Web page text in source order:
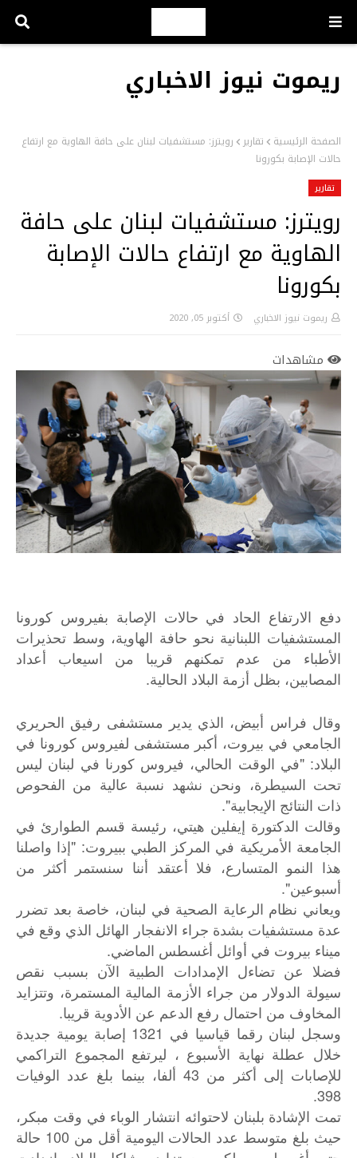
ريموت نيوز الاخباري
الصفحة الرئيسية تقارير
رويترز: مستشفيات لبنان على حافة الهاوية مع ارتفاع
حالات الإصابة بكورونا
تقارير
رويترز: مستشفيات لبنان على حافة
الهاوية مع ارتفاع حالات الإصابة
بكورونا
ريموت نيوز الاخباري أكتوبر 05, 2020
مشاهدات
دفع الارتفاع الحاد في حالات الإصابة بفيروس كورونا
المستشفيات اللبنانية نحو حافة الهاوية، وسط تحذيرات
الأطباء من عدم تمكنهم قريبا من اسيعاب أعداد
المصابين، بظل أزمة البلاد الحالية.
وقال فراس أبيض، الذي يدير مستشفى رفيق الحريري
الجامعي في بيروت، أكبر مستشفى لفيروس كورونا في
البلاد: "في الوقت الحالي، فيروس كورنا في لبنان ليس
تحت السيطرة، ونحن نشهد نسبة عالية من الفحوص
ذات النتائج الإيجابية".
وقالت الدكتورة إيفلين هيتي، رئيسة قسم الطوارئ في
الجامعة الأمريكية في المركز الطبي ببيروت: "إذا واصلنا
هذا النمو المتسارع، فلا أعتقد أننا سنستمر أكثر من
أسبوعين".
ويعاني نظام الرعاية الصحية في لبنان، خاصة بعد تضرر
عدة مستشفيات بشدة جراء الانفجار الهائل الذي وقع في
ميناء بيروت في أوائل أغسطس الماضي.
فضلا عن تضاءل الإمدادات الطبية الآن بسبب نقص
سيولة الدولار من جراء الأزمة المالية المستمرة، وتتزايد
المخاوف من احتمال رفع الدعم عن الأدوية قريبا.
وسجل لبنان رقما قياسيا في 1321 إصابة يومية جديدة
خلال عطلة نهاية الأسبوع ، ليرتفع المجموع التراكمي
للإصابات إلى أكثر من 43 ألفا، بينما بلغ عدد الوفيات
398.
تمت الإشادة بلبنان لاحتوائه انتشار الوباء في وقت مبكر،
حيث بلغ متوسط عدد الحالات اليومية أقل من 100 حالة